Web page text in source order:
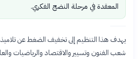
المعقدة في مرحلة النضج الفكري.
يهدف هذا التنظيم إلى تخفيف الضغط عن تلاميذ
شعب الفنون وتسيير والاقتصاد والرياضيات